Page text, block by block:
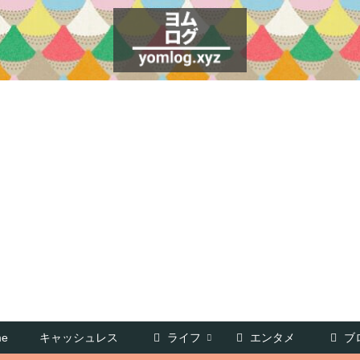
キャッシュレス ライフ エンタメ ブ